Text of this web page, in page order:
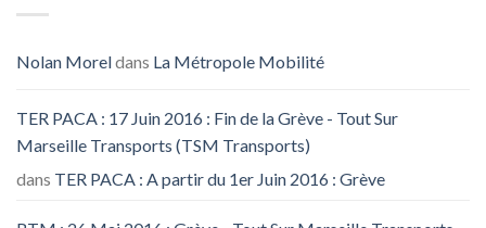
Nolan Moreldans La Métropole Mobilité
TER PACA : 17 Juin 2016 : Fin de la Grève - Tout Sur
Marseille Transports (TSM Transports)
dans TER PACA : A partir du 1er Juin 2016 : Grève